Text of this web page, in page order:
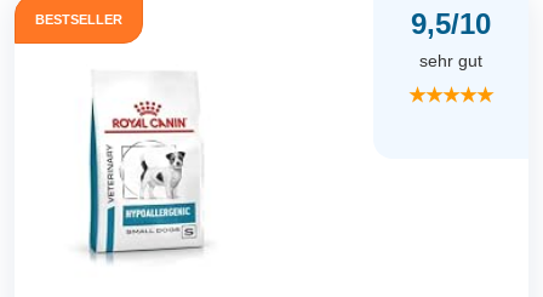
BESTSELLER 9,5/10
sehr gut
★★★★★